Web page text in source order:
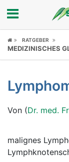
Fokus
Symptome
News
RATGEBER
MEDIZINISCHES
Von (Dr. med.
malignes